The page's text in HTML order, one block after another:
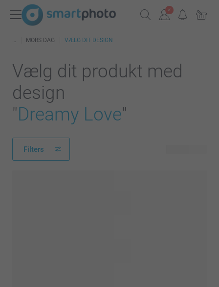
MORS DAG VÆLG DIT DESIGN
Vælg dit produkt med
design
"Dreamy Love"
Filters